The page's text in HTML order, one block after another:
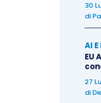
30
di
AI
EU
27
di